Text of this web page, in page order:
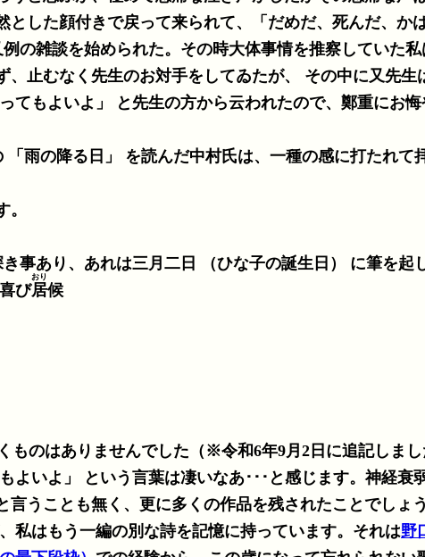
した顔付きで戻って来られて、「だめだ、死んだ、か
の雑談を始められた。その時大体事情を推察していた
お対手をしてゐたが、 その中に又先生は奥の方
てもよいよ」 と先生の方から云われたので、鄭重にお
雨の降る日」 を読んだ中村氏は、一種の感に打たれて
り、あれは三月二日 （ひな子の誕生日） に筆を起
び居
おり
候
ものはありませんでした（※令和6年9月2日に追記しまし
経衰弱、更には
うことも無く、更に多くの作品を残されたことでしょう
私はもう一編の別な詩を記憶に持っています。それは野